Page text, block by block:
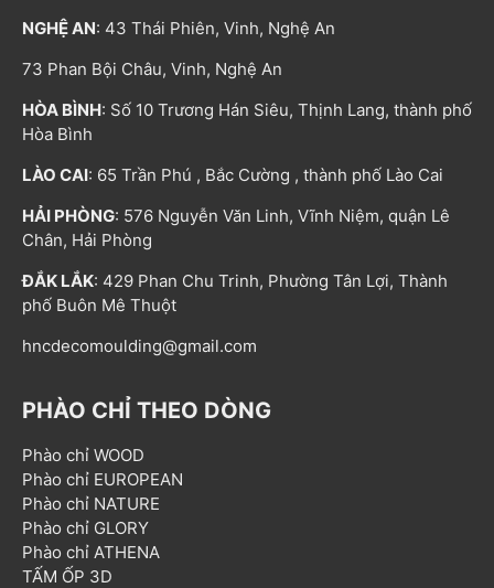
NGHỆ AN: 43 Thái Phiên, Vinh, Nghệ An
73 Phan Bội Châu, Vinh, Nghệ An
HÒA BÌNH: Số 10 Trương Hán Siêu, Thịnh Lang, thành phố
Hòa Bình
LÀO CAI: 65 Trần Phú , Bắc Cường , thành phố Lào Cai
HẢI PHÒNG: 576 Nguyễn Văn Linh, Vĩnh Niệm, quận Lê
Chân, Hải Phòng
ĐẮK LẮK: 429 Phan Chu Trinh, Phường Tân Lợi, Thành
phố Buôn Mê Thuột
hncdecomoulding@gmail.com
PHÀO CHỈ THEO DÒNG
Phào chỉ WOOD
Phào chỉ EUROPEAN
Phào chỉ NATURE
Phào chỉ GLORY
Phào chỉ ATHENA
TẤM ỐP 3D